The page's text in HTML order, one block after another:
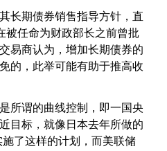
长期债券销售指导方针，直
被任命为财政部长之前曾批
易商认为，增加长期债券的
的，此举可能有助于推高收
所谓的曲线控制，即一国央
目标，就像日本去年所做的
了这样的计划，而美联储